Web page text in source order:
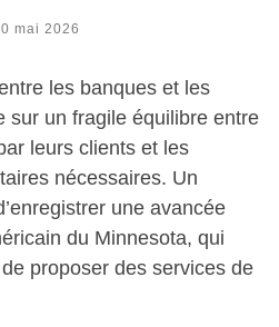
mai 2026
les banques et les
sur un fragile équilibre entre
leurs clients et les
nécessaires. Un
une avancée
du Minnesota, qui
proposer des services de